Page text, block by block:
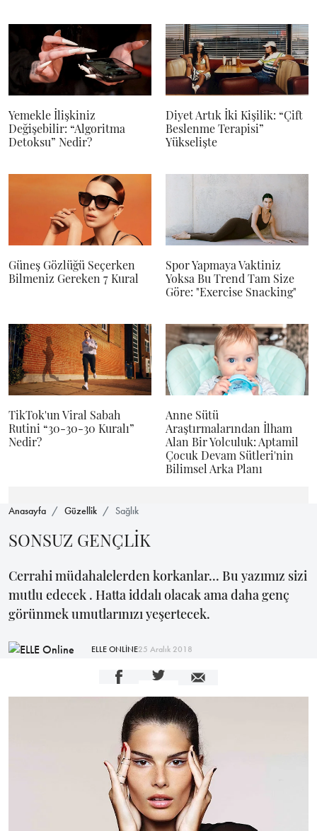
Yemekle İlişkiniz
Değişebilir: “Algoritma
Detoksu” Nedir?
Diyet Artık İki Kişilik: “Çift
Beslenme Terapisi”
Yükselişte
Güneş Gözlüğü Seçerken
Bilmeniz Gereken 7 Kural
Spor Yapmaya Vaktiniz
Yoksa Bu Trend Tam Size
Göre: "Exercise Snacking"
TikTok'un Viral Sabah
Rutini “30-30-30 Kuralı”
Nedir?
Anne Sütü
Araştırmalarından İlham
Alan Bir Yolculuk: Aptamil
Çocuk Devam Sütleri'nin
Bilimsel Arka Planı
Anasayfa Güzellik Sağlık
SONSUZ GENÇLİK
Cerrahi müdahalelerden korkanlar... Bu yazımız sizi
mutlu edecek . Hatta iddalı olacak ama daha genç
görünmek umutlarınızı yeşertecek.
ELLE ONLİNE25 Aralık 2018